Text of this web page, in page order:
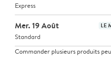
Express
Mer. 19 Août LE
Standard
Commander plusieurs produits